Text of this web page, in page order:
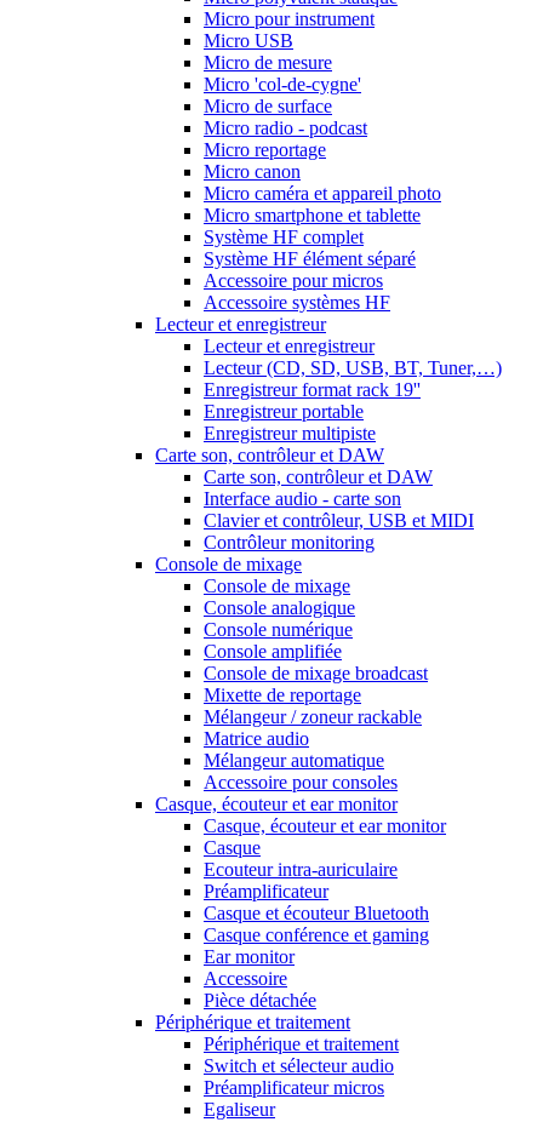
Micro pour instrument
Micro USB
Micro de mesure
Micro 'col-de-cygne'
Micro de surface
Micro radio - podcast
Micro reportage
Micro canon
Micro caméra et appareil photo
Micro smartphone et tablette
Système HF complet
Système HF élément séparé
Accessoire pour micros
Accessoire systèmes HF
Lecteur et enregistreur
Lecteur et enregistreur
Lecteur (CD, SD, USB, BT, Tuner,…)
Enregistreur format rack 19''
Enregistreur portable
Enregistreur multipiste
Carte son, contrôleur et DAW
Carte son, contrôleur et DAW
Interface audio - carte son
Clavier et contrôleur, USB et MIDI
Contrôleur monitoring
Console de mixage
Console de mixage
Console analogique
Console numérique
Console amplifiée
Console de mixage broadcast
Mixette de reportage
Mélangeur / zoneur rackable
Matrice audio
Mélangeur automatique
Accessoire pour consoles
Casque, écouteur et ear monitor
Casque, écouteur et ear monitor
Casque
Ecouteur intra-auriculaire
Préamplificateur
Casque et écouteur Bluetooth
Casque conférence et gaming
Ear monitor
Accessoire
Pièce détachée
Périphérique et traitement
Périphérique et traitement
Switch et sélecteur audio
Préamplificateur micros
Egaliseur